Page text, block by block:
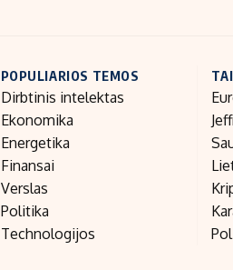
POPULIARIOS TEMOS
Dirbtinis intelektas
Ekonomika
Energetika
Finansai
Verslas
Politika
Technologijos